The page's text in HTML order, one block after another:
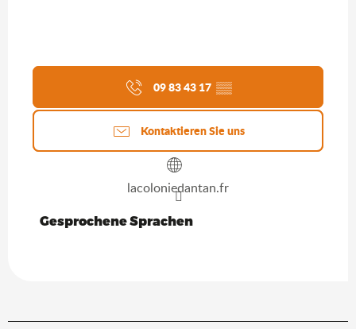
09 83 43 17 ▒▒
Kontaktieren Sie uns
lacoloniedantan.fr
Gesprochene Sprachen
Gesprochene Sprachen